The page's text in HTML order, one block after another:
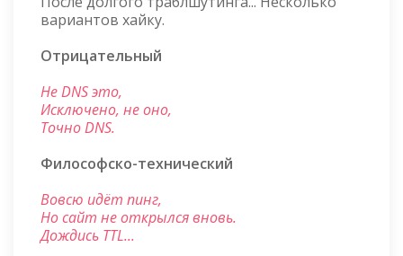
вариантов хайку.
Отрицательный
Не DNS это,
Исключено, не оно,
Точно DNS.
Философско-технический
Вовсю идёт пинг,
Но сайт не открылся вновь.
Дождись TTL...